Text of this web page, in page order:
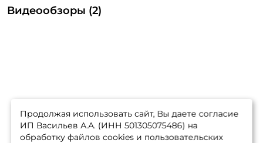
Видеообзоры (2)
Продолжая использовать сайт, Вы даете согласие
ИП Васильев А.А. (ИНН 501305075486) на
обработку файлов cookies и пользовательских